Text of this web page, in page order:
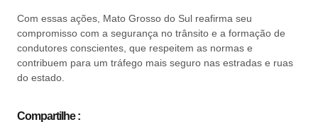
Com essas ações, Mato Grosso do Sul reafirma seu
compromisso com a segurança no trânsito e a formação de
condutores conscientes, que respeitem as normas e
contribuem para um tráfego mais seguro nas estradas e ruas
do estado.
Compartilhe :